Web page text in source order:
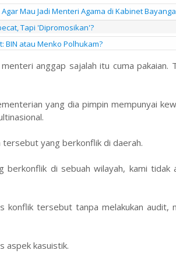
Mau Jadi Menteri Agama di Kabinet
Tapi 'Dipromosikan'?
BIN atau Menko Polhukam?
anggap sajalah itu cuma pakaian.
yang dia pimpin mempunyai
tersebut yang berkonflik di daerah.
berkonflik di sebuah wilayah, kami tidak
tersebut tanpa melakukan audit,
aspek kasuistik.